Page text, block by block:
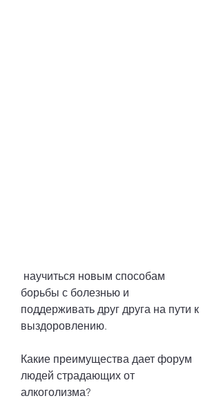
борьбы с болезнью и
поддерживать друг друга на пути к
выздоровлению.
Какие преимущества дает форум
людей страдающих от
алкоголизма?